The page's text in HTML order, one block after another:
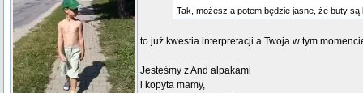
Tak, możesz a potem będzie jasne, że buty
to już kwestia interpretacji a Twoja w tym
Jesteśmy z And alpakami
i kopyta mamy,